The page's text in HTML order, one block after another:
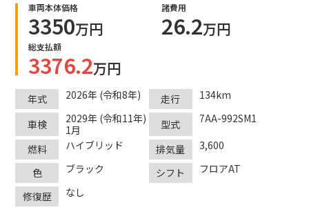
車両本体価格
3350万円
諸費用
26.2万円
総支払額
3376.2万円
年式 2026年 (令和8年) 走行 134km
車検
2029年 (令和11年)
1月
型式 7AA-992SM1
燃料 ハイブリッド 排気量 3,600
色 ブラック シフト フロアAT
修復歴 なし